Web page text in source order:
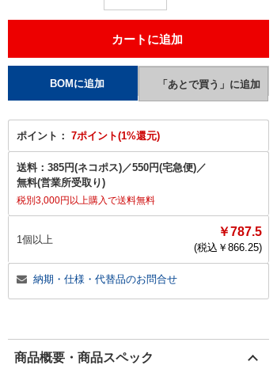
ポイント： 7ポイント(1%還元)
送料： 385円(ネコポス)／550円(宅急便)／
無料(営業所受取り)
税別3,000円以上購入で送料無料
1個以上
￥787.5
(税込￥ 866.25)
納期・仕様・代替品のお問合せ
商品概要・商品スペック